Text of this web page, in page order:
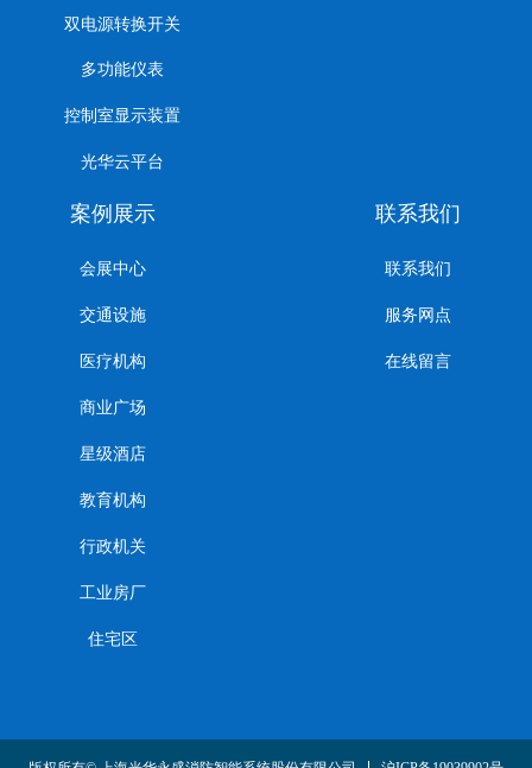
双电源转换开关
多功能仪表
控制室显示装置
光华云平台
案例展示
会展中心
交通设施
医疗机构
商业广场
星级酒店
教育机构
行政机关
工业房厂
住宅区
联系我们
联系我们
服务网点
在线留言